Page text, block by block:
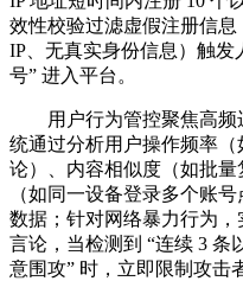
效性校验过滤虚假注册信
IP、无真实身份信息）触发
号” 进入平台。
用户行为管控聚焦高
统通过分析用户操作频率（
论）、内容相似度（如批
（如同一设备登录多个账
数据；针对网络暴力行为
言论，当检测到 “连续 3 条
意围攻” 时，立即限制攻击